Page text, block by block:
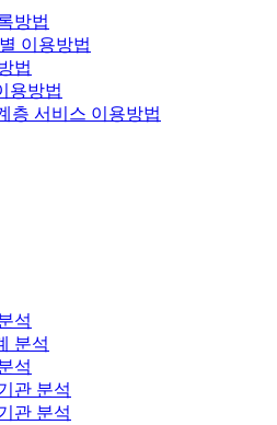
방법
이용방법
법
용방법
층 서비스 이용방법
석
분석
석
관 분석
관 분석